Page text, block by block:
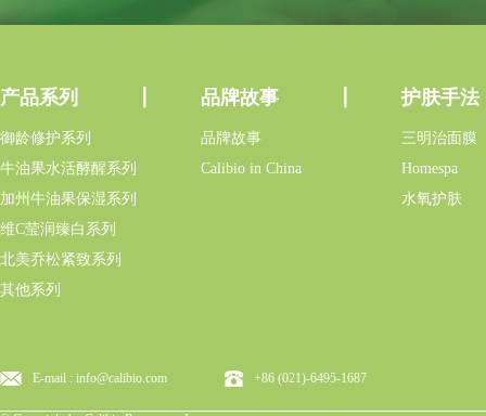
产品系列
御龄修护系列
牛油果水活酵醒系列
加州牛油果保湿系列
维C莹润臻白系列
北美乔松紧致系列
其他系列
品牌故事
品牌故事
Calibio in China
护肤手法
三明治面膜
Homespa
水氧护肤
E-mail : info@calibio.com +86 (021)-6495-1687